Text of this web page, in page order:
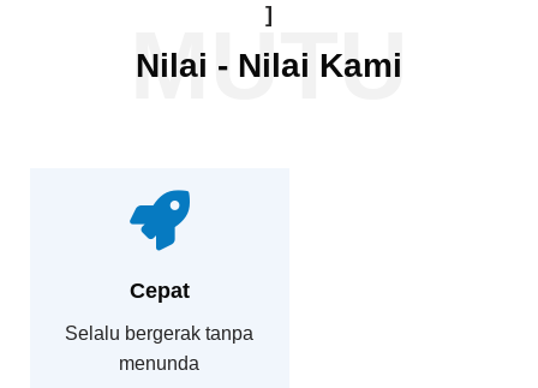
]
MUTU
Nilai - Nilai Kami
Cepat
Selalu bergerak tanpa
menunda